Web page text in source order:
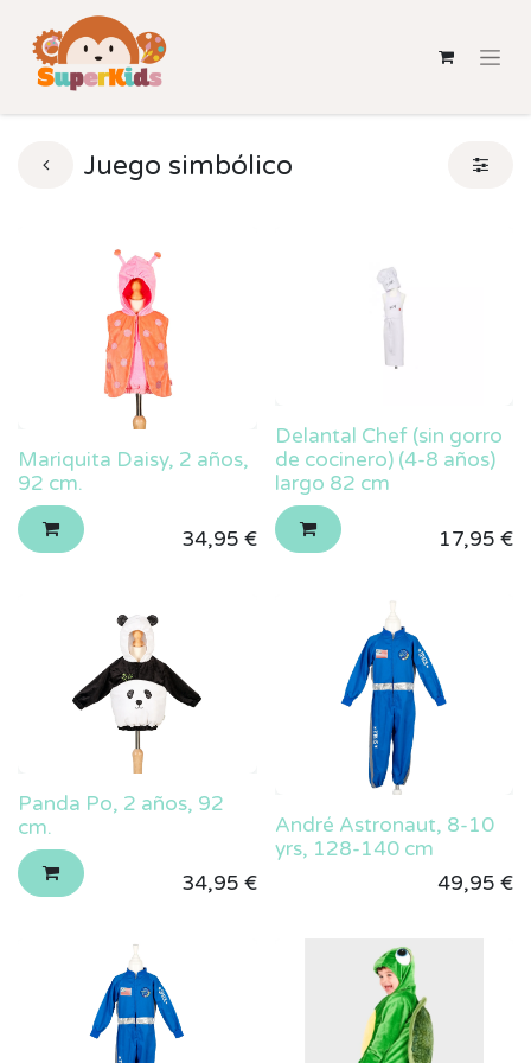
Juego simbólico
Mariquita Daisy, 2 años,
92 cm.
34,95 €
Delantal Chef (sin gorro
de cocinero) (4-8 años)
largo 82 cm
17,95 €
Panda Po, 2 años, 92
cm.
34,95 €
André Astronaut, 8-10
yrs, 128-140 cm
49,95 €